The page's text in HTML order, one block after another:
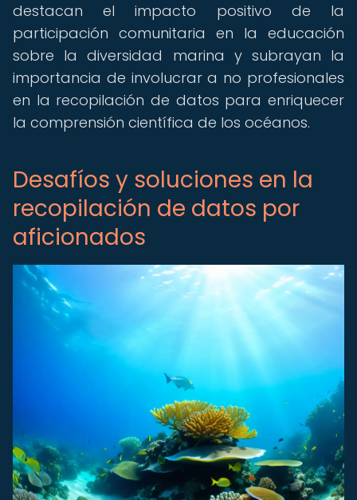
destacan el impacto positivo de la
participación comunitaria en la educación
sobre la diversidad marina y subrayan la
importancia de involucrar a no profesionales
en la recopilación de datos para enriquecer
la comprensión científica de los océanos.
Desafíos y soluciones en la
recopilación de datos por
aficionados